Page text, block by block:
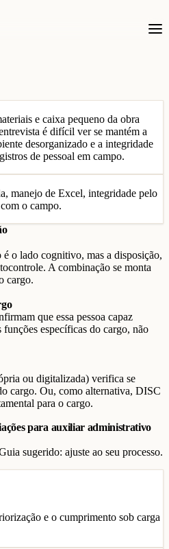
e caixa pequeno da obra
é difícil ver se mantém a
desorganizado e a integridade
de pessoal em campo.
manejo de Excel, integridade pelo
o campo.
o lado cognitivo, mas a disposição,
A combinação se monta
cargo.
que essa pessoa capaz
funções específicas do cargo, não
ou digitalizada) verifica se
cargo. Ou, como alternativa, DISC
para o cargo.
para auxiliar administrativo
sugerido: ajuste ao seu processo.
e o cumprimento sob carga